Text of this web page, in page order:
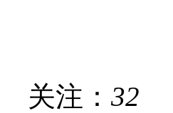
关注： 32